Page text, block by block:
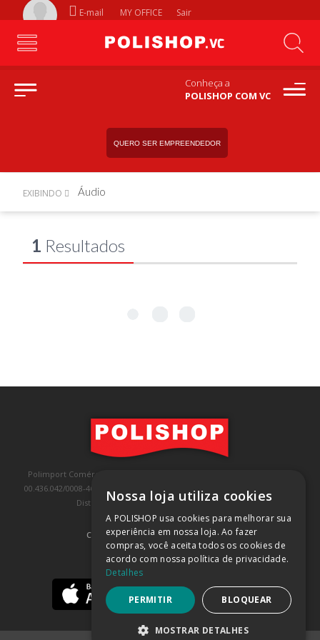
E-mail MY OFFICE Sair
Conheça a
POLISHOP COM VC
QUERO SER EMPREENDEDOR
EXIBINDO Áudio
1 Resultados
Polimport Comércio e Exportação LTDA, inscrita no CNPJ/MF sob o nº
00.436.042/0008-46, IE 407.458.707.103, com sede na Rua Kanebo, nº 175,
Distrito Industrial, Jundiaí/SP, CEP: 13213-090
COMPRA 100% SEGURA (SAIBA MAIS)
BAIXE NOSSO APP
Nossa loja utiliza cookies
A POLISHOP usa cookies para melhorar sua
experiência em nossa loja. Ao fazer
compras, você aceita todos os cookies de
acordo com nossa política de privacidade.
Detalhes
PERMITIR BLOQUEAR
MOSTRAR DETALHES